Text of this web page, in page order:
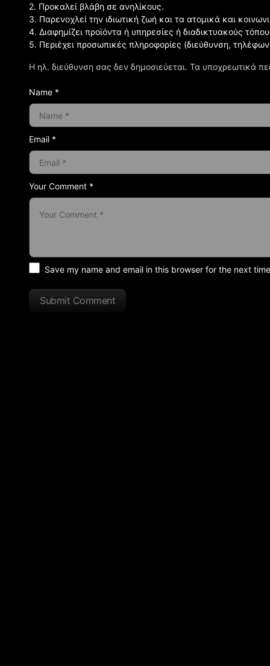
Η ηλ. διεύθυνση σας δεν δημοσιεύεται. Τα υποχρεωτικά
Your Comment *
2. Προκαλεί βλάβη σε ανηλίκους.
3. Παρενοχλεί την ιδιωτική ζωή και τα ατομικά και
4. Διαφημίζει προϊόντα ή υπηρεσίες ή διαδικτυακούς
5. Περιέχει προσωπικές πληροφορίες (διεύθυνση,
Name *
Email *
Save my name and email in this browser for the next
Submit Comment